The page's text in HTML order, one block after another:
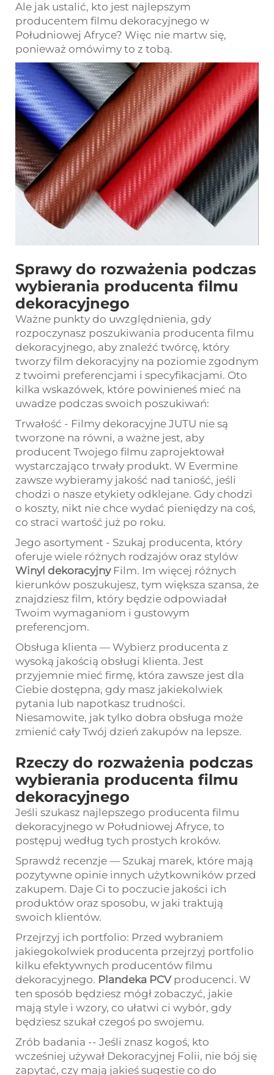
Ale jak ustalić, kto jest najlepszym
producentem filmu dekoracyjnego w
Południowej Afryce? Więc nie martw się,
ponieważ omówimy to z tobą.
Sprawy do rozważenia podczas
wybierania producenta filmu
dekoracyjnego
Ważne punkty do uwzględnienia, gdy
rozpoczynasz poszukiwania producenta filmu
dekoracyjnego, aby znaleźć twórcę, który
tworzy film dekoracyjny na poziomie zgodnym
z twoimi preferencjami i specyfikacjami. Oto
kilka wskazówek, które powinieneś mieć na
uwadze podczas swoich poszukiwań:
Trwałość - Filmy dekoracyjne JUTU nie są
tworzone na równi, a ważne jest, aby
producent Twojego filmu zaprojektował
wystarczająco trwały produkt. W Evermine
zawsze wybieramy jakość nad taniość, jeśli
chodzi o nasze etykiety odklejane. Gdy chodzi
o koszty, nikt nie chce wydać pieniędzy na coś,
co straci wartość już po roku.
Jego asortyment - Szukaj producenta, który
oferuje wiele różnych rodzajów oraz stylów
Winyl dekoracyjny Film. Im więcej różnych
kierunków poszukujesz, tym większa szansa, że
znajdziesz film, który będzie odpowiadał
Twoim wymaganiom i gustowym
preferencjom.
Obsługa klienta — Wybierz producenta z
wysoką jakością obsługi klienta. Jest
przyjemnie mieć firmę, która zawsze jest dla
Ciebie dostępna, gdy masz jakiekolwiek
pytania lub napotkasz trudności.
Niesamowite, jak tylko dobra obsługa może
zmienić cały Twój dzień zakupów na lepsze.
Rzeczy do rozważenia podczas
wybierania producenta filmu
dekoracyjnego
Jeśli szukasz najlepszego producenta filmu
dekoracyjnego w Południowej Afryce, to
postępuj według tych prostych kroków.
Sprawdź recenzje — Szukaj marek, które mają
pozytywne opinie innych użytkowników przed
zakupem. Daje Ci to poczucie jakości ich
produktów oraz sposobu, w jaki traktują
swoich klientów.
Przejrzyj ich portfolio: Przed wybraniem
jakiegokolwiek producenta przejrzyj portfolio
kilku efektywnych producentów filmu
dekoracyjnego. Plandeka PCV producenci. W
ten sposób będziesz mógł zobaczyć, jakie
mają style i wzory, co ułatwi ci wybór, gdy
będziesz szukał czegoś po swojemu.
Zrób badania -- Jeśli znasz kogoś, kto
wcześniej używał Dekoracyjnej Folii, nie bój się
zapytać, czy mają jakieś sugestie co do